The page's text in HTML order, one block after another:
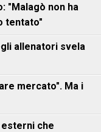
"Malagò non ha
tentato"
allenatori svela
mercato". Ma i
che